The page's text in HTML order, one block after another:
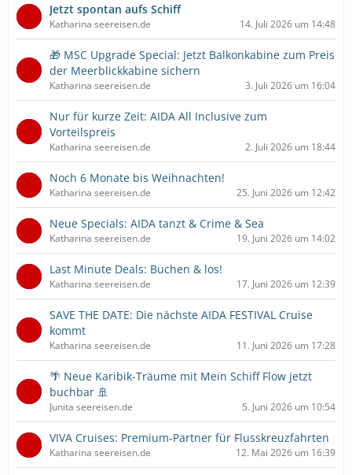
Jetzt spontan aufs Schiff
Katharina seereisen.de 14. Juli 2026 um 14:48
🎁 MSC Upgrade Special: Jetzt Balkonkabine zum Preis
der Meerblickkabine sichern
Katharina seereisen.de 3. Juli 2026 um 16:04
Nur für kurze Zeit: AIDA All Inclusive zum
Vorteilspreis
Katharina seereisen.de 2. Juli 2026 um 18:44
Noch 6 Monate bis Weihnachten!
Katharina seereisen.de 25. Juni 2026 um 12:42
Neue Specials: AIDA tanzt & Crime & Sea
Katharina seereisen.de 19. Juni 2026 um 14:02
Last Minute Deals: Buchen & los!
Katharina seereisen.de 17. Juni 2026 um 12:39
SAVE THE DATE: Die nächste AIDA FESTIVAL Cruise
kommt
Katharina seereisen.de 11. Juni 2026 um 17:28
🌴 Neue Karibik-Träume mit Mein Schiff Flow jetzt
buchbar 🚢
Junita seereisen.de 5. Juni 2026 um 10:54
VIVA Cruises: Premium-Partner für Flusskreuzfahrten
Katharina seereisen.de 12. Mai 2026 um 16:39